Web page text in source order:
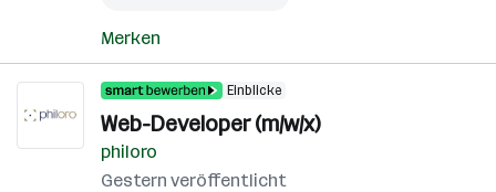
Merken
Einblicke
Web-Developer (m/w/x)
philoro
Gestern veröffentlicht